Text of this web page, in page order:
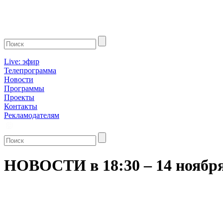
Live: эфир
Телепрограмма
Новости
Программы
Проекты
Контакты
Рекламодателям
НОВОСТИ в 18:30 – 14